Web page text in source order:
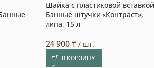
Шайка с пластиковой вставкой
Банные штучки «Контраст»,
липа, 15 л
24 900₸/ шт.
В КОРЗИНУ